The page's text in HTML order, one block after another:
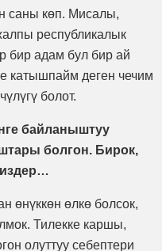
саны көп. Мисалы,
республикалык
бир адам бул бир ай
деген чечим
болот.
байланыштуу
болгон. Бирок,
өнүккөн өлкө болсок,
Тилекке каршы,
олуттуу себептери